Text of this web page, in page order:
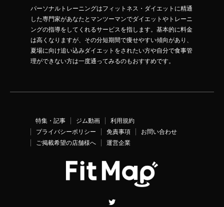
パーソナルトレーニングはフィットネス・ダイエットに精通
した専門家があなたとマンツーマンでダイエットやトレーニ
ングの指導をしてくれるサービスを指します。基本的に料金
は高くなりますが、その分短期間で痩せやすい傾向があり、
夏場に向け追い込みダイエットをされたい方や自分で食事管
理ができない方は一度通ってみるのもおすすめです。
特集・記事 ジム動画
利用規約
プライバシーポリシー
免責事項
お問い合わせ
ご掲載希望の店舗様へ
運営企業